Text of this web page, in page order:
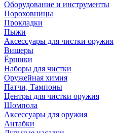
Оборудование и инструменты
Пороховницы
Прокладки
Пыжи
Аксессуары для чистки оружия
Вишеры
Ёршики
Наборы для чистки
Оружейная химия
Патчи, Тампоны
Центры для чистки оружия
Шомпола
Аксессуары для оружия
Антабки